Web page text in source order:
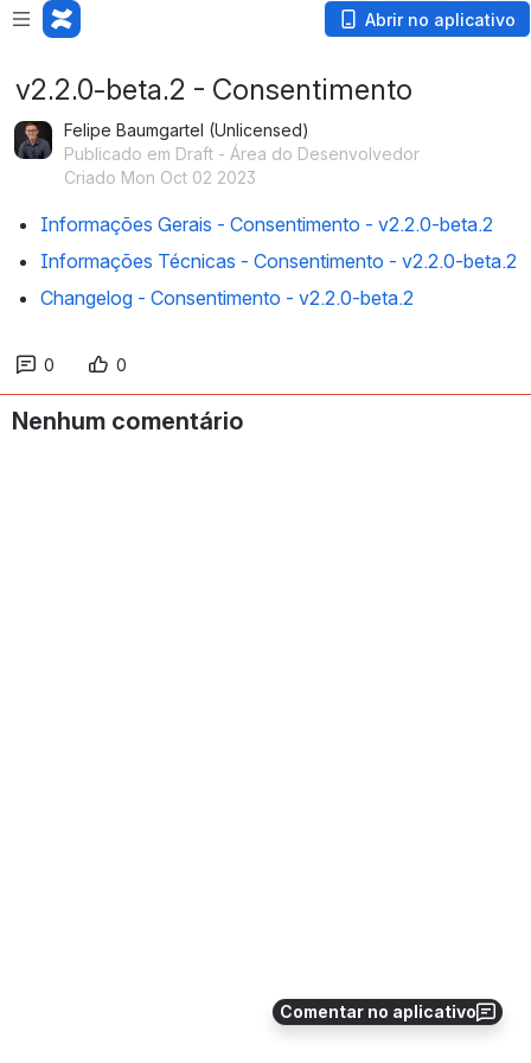
Abrir no aplicativo
Comentar no aplicativo
v2.2.0-beta.2 - Consentimento
Felipe Baumgartel (Unlicensed)
Publicado em Draft - Área do Desenvolvedor
Criado Mon Oct 02 2023
Informações Gerais - Consentimento - v2.2.0-beta.2
Informações Técnicas - Consentimento - v2.2.0-beta.2
Changelog - Consentimento - v2.2.0-beta.2
0 0
Nenhum comentário